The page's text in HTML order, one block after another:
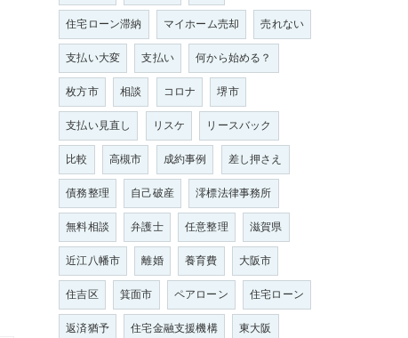
住宅ローン滞納
マイホーム売却
売れない
支払い大変
支払い
何から始める？
枚方市
相談 コロナ
堺市
支払い見直し
リスケ
リースバック
比較
高槻市 成約事例
差し押さえ
債務整理
自己破産
澪標法律事務所
無料相談
弁護士 任意整理
滋賀県
近江八幡市
離婚 養育費
大阪市
住吉区
箕面市 ペアローン
住宅ローン
返済猶予
住宅金融支援機構
東大阪